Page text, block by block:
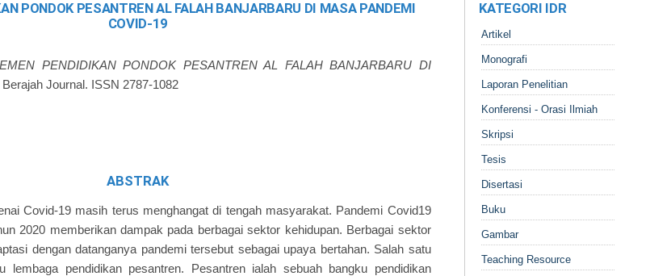
PONDOK PESANTREN AL FALAH BANJARBARU DI MASA PANDEMI
COVID-19
PENDIDIKAN PONDOK PESANTREN AL FALAH BANJARBARU DI
Berajah Journal. ISSN 2787-1082
ABSTRAK
Covid-19 masih terus menghangat di tengah masyarakat. Pandemi Covid19
2020 memberikan dampak pada berbagai sektor kehidupan. Berbagai sektor
dengan datanganya pandemi tersebut sebagai upaya bertahan. Salah satu
lembaga pendidikan pesantren. Pesantren ialah sebuah bangku pendidikan
KATEGORI IDR
Artikel
Monografi
Laporan Penelitian
Konferensi - Orasi Ilmiah
Skripsi
Tesis
Disertasi
Buku
Gambar
Teaching Resource